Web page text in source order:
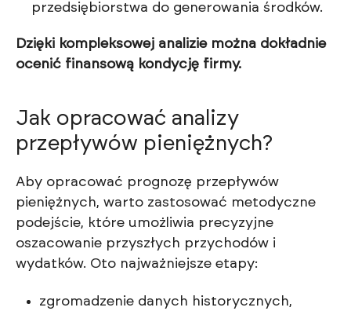
przedsiębiorstwa do generowania środków.
Dzięki kompleksowej analizie można dokładnie
ocenić finansową kondycję firmy.
Jak opracować analizy
przepływów pieniężnych?
Aby opracować prognozę przepływów
pieniężnych, warto zastosować metodyczne
podejście, które umożliwia precyzyjne
oszacowanie przyszłych przychodów i
wydatków. Oto najważniejsze etapy:
zgromadzenie danych historycznych,